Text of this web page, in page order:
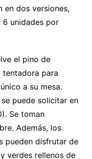
en dos versiones,
unidades por
el pino de
tentadora para
a su mesa.
puede solicitar en
Se toman
Además, los
pueden disfrutar de
verdes rellenos de